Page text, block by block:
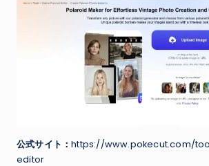
公式サイト：https://www.pokecut.com/
editor